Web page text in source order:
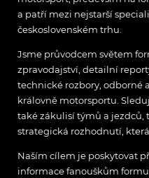
a patří mezi nejstarší
československém trhu.
Jsme průvodcem světem
zpravodajství, detailní
technické rozbory, odborné
královně motorsportu.
také zákulisí týmů a jezdců,
strategická rozhodnutí,
Naším cílem je poskytovat
informace fanouškům